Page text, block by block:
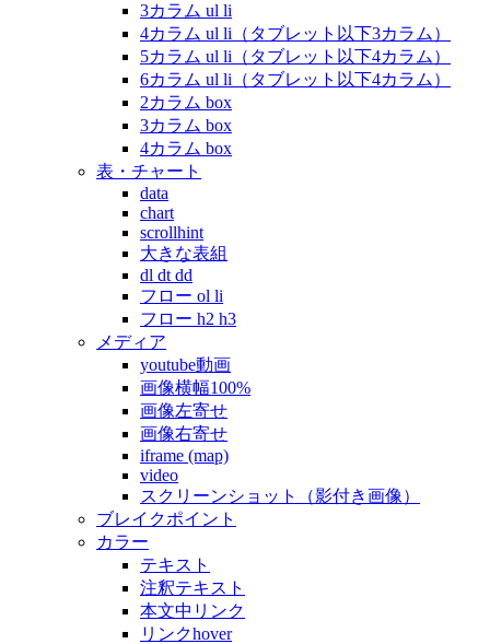
3カラム ul li
4カラム ul li（タブレット以下3カラム）
5カラム ul li（タブレット以下4カラム）
6カラム ul li（タブレット以下4カラム）
2カラム box
3カラム box
4カラム box
表・チャート
data
chart
scrollhint
大きな表組
dl dt dd
フロー ol li
フロー h2 h3
メディア
youtube動画
画像横幅100%
画像左寄せ
画像右寄せ
iframe (map)
video
スクリーンショット（影付き画像）
ブレイクポイント
カラー
テキスト
注釈テキスト
本文中リンク
リンクhover